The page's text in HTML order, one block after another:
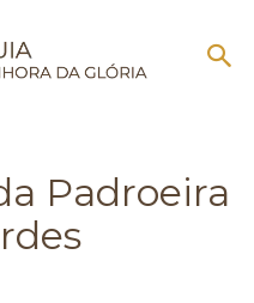
Padroeira